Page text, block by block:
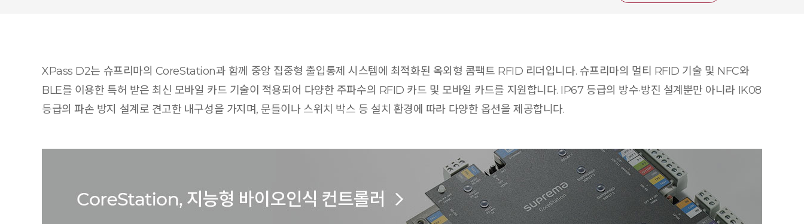
XPass D2는 슈프리마의 CoreStation과 함께 중앙 집중형 출입통제 시스템에 최적화된 옥외형 콤팩트 RFID 리더입니다. 슈프리마의 멀티 RFID 기술 및 NFC와
BLE를 이용한 특허 받은 최신 모바일 카드 기술이 적용되어 다양한 주파수의 RFID 카드 및 모바일 카드를 지원합니다. IP67 등급의 방수·방진 설계뿐만 아니라 IK08
등급의 파손 방지 설계로 견고한 내구성을 가지며, 문틀이나 스위치 박스 등 설치 환경에 따라 다양한 옵션을 제공합니다.